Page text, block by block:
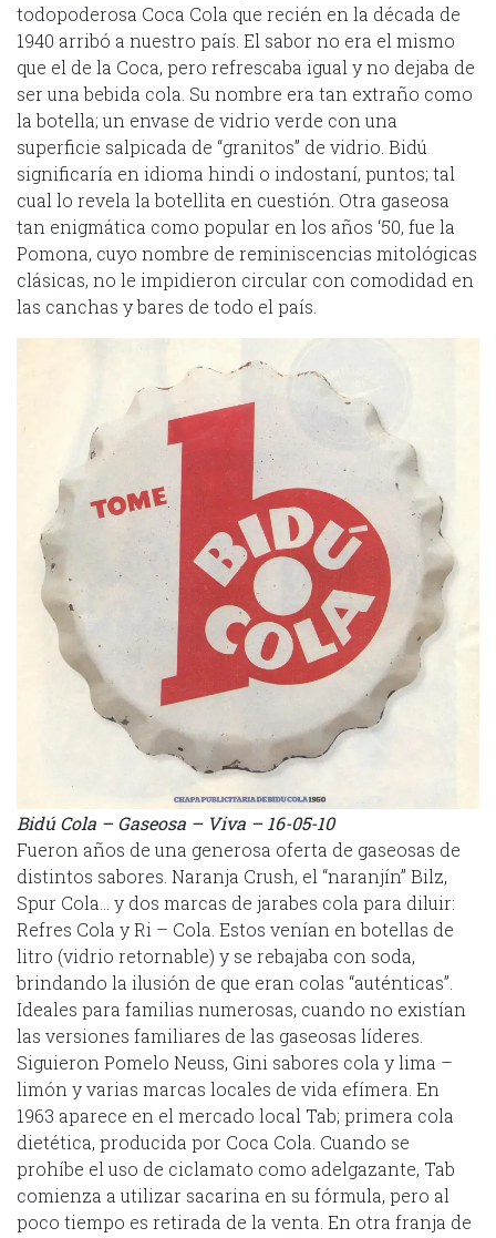
todopoderosa Coca Cola que recién en la década de
1940 arribó a nuestro país. El sabor no era el mismo
que el de la Coca, pero refrescaba igual y no dejaba de
ser una bebida cola. Su nombre era tan extraño como
la botella; un envase de vidrio verde con una
superficie salpicada de “granitos” de vidrio. Bidú
significaría en idioma hindi o indostaní, puntos; tal
cual lo revela la botellita en cuestión. Otra gaseosa
tan enigmática como popular en los años ‘50, fue la
Pomona, cuyo nombre de reminiscencias mitológicas
clásicas, no le impidieron circular con comodidad en
las canchas y bares de todo el país.
Bidú Cola – Gaseosa – Viva – 16-05-10
Fueron años de una generosa oferta de gaseosas de
distintos sabores. Naranja Crush, el “naranjín” Bilz,
Spur Cola… y dos marcas de jarabes cola para diluir:
Refres Cola y Ri – Cola. Estos venían en botellas de
litro (vidrio retornable) y se rebajaba con soda,
brindando la ilusión de que eran colas “auténticas”.
Ideales para familias numerosas, cuando no existían
las versiones familiares de las gaseosas líderes.
Siguieron Pomelo Neuss, Gini sabores cola y lima –
limón y varias marcas locales de vida efímera. En
1963 aparece en el mercado local Tab; primera cola
dietética, producida por Coca Cola. Cuando se
prohíbe el uso de ciclamato como adelgazante, Tab
comienza a utilizar sacarina en su fórmula, pero al
poco tiempo es retirada de la venta. En otra franja de